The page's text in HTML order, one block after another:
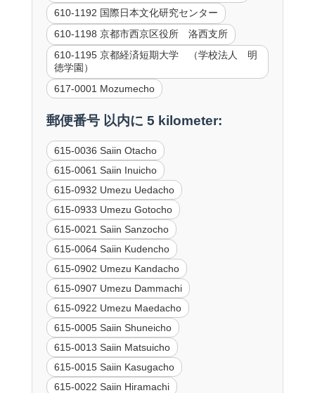
610-1192 国際日本文化研究センター
610-1198 京都市西京区役所 洛西支所
610-1195 京都経済短期大学 （学校法人 明
徳学園）
617-0001 Mozumecho
郵便番号 以内に 5 kilometer:
615-0036 Saiin Otacho
615-0061 Saiin Inuicho
615-0932 Umezu Uedacho
615-0933 Umezu Gotocho
615-0021 Saiin Sanzocho
615-0064 Saiin Kudencho
615-0902 Umezu Kandacho
615-0907 Umezu Dammachi
615-0922 Umezu Maedacho
615-0005 Saiin Shuneicho
615-0013 Saiin Matsuicho
615-0015 Saiin Kasugacho
615-0022 Saiin Hiramachi